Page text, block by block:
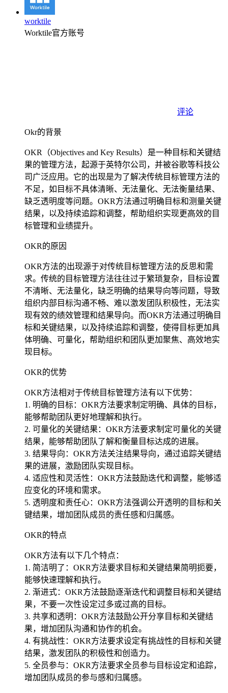
worktile
Worktile官方账号
评论
Okr的背景
OKR（Objectives and Key Results）是一种目标和关键结
果的管理方法，起源于英特尔公司，并被谷歌等科技公
司广泛应用。它的出现是为了解决传统目标管理方法的
不足，如目标不具体清晰、无法量化、无法衡量结果、
缺乏透明度等问题。OKR方法通过明确目标和测量关键
结果，以及持续追踪和调整，帮助组织实现更高效的目
标管理和业绩提升。
OKR的原因
OKR方法的出现源于对传统目标管理方法的反思和需
求。传统的目标管理方法往往过于繁琐复杂，目标设置
不清晰、无法量化，缺乏明确的结果导向等问题，导致
组织内部目标沟通不畅、难以激发团队积极性，无法实
现有效的绩效管理和结果导向。而OKR方法通过明确目
标和关键结果，以及持续追踪和调整，使得目标更加具
体明确、可量化，帮助组织和团队更加聚焦、高效地实
现目标。
OKR的优势
OKR方法相对于传统目标管理方法有以下优势：
1. 明确的目标：OKR方法要求制定明确、具体的目标，
能够帮助团队更好地理解和执行。
2. 可量化的关键结果：OKR方法要求制定可量化的关键
结果，能够帮助团队了解和衡量目标达成的进展。
3. 结果导向：OKR方法关注结果导向，通过追踪关键结
果的进展，激励团队实现目标。
4. 适应性和灵活性：OKR方法鼓励迭代和调整，能够适
应变化的环境和需求。
5. 透明度和责任心：OKR方法强调公开透明的目标和关
键结果，增加团队成员的责任感和归属感。
OKR的特点
OKR方法有以下几个特点：
1. 简洁明了：OKR方法要求目标和关键结果简明扼要，
能够快速理解和执行。
2. 渐进式：OKR方法鼓励逐渐迭代和调整目标和关键结
果，不要一次性设定过多或过高的目标。
3. 共享和透明：OKR方法鼓励公开分享目标和关键结
果，增加团队沟通和协作的机会。
4. 有挑战性：OKR方法要求设定有挑战性的目标和关键
结果，激发团队的积极性和创造力。
5. 全员参与：OKR方法要求全员参与目标设定和追踪，
增加团队成员的参与感和归属感。